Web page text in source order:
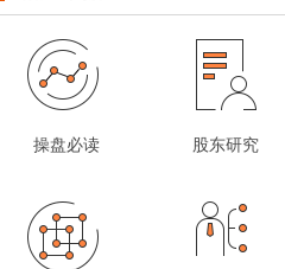
操盘必读 股东研究